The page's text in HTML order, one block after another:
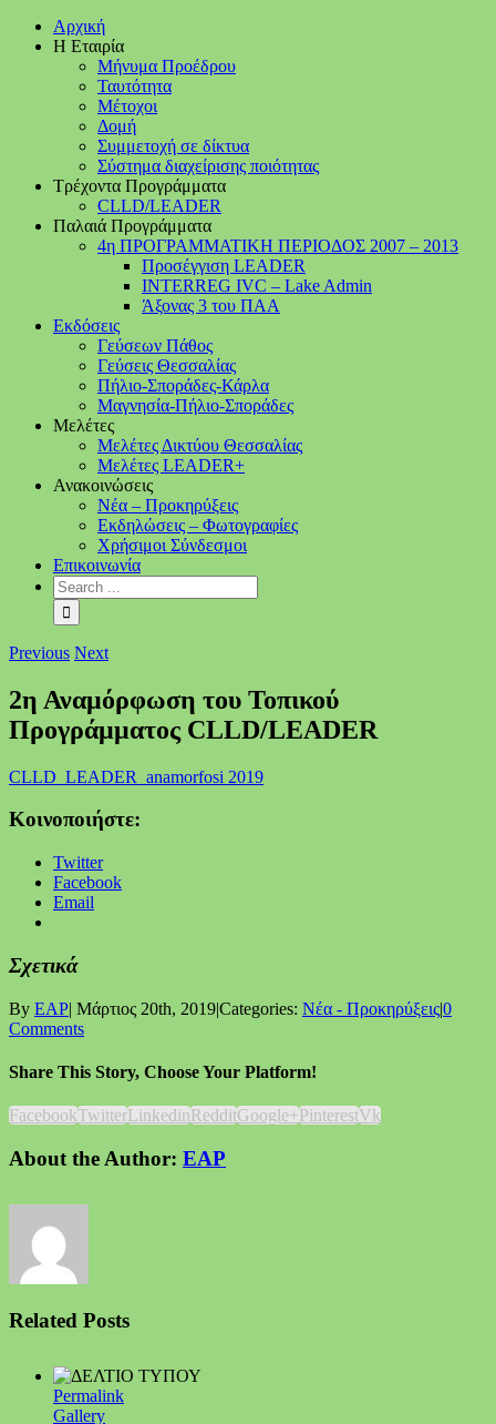
Αρχική
Η Εταιρία
Μήνυμα Προέδρου
Ταυτότητα
Μέτοχοι
Δομή
Συμμετοχή σε δίκτυα
Σύστημα διαχείρισης ποιότητας
Τρέχοντα Προγράμματα
CLLD/LEADER
Παλαιά Προγράμματα
4η ΠΡΟΓΡΑΜΜΑΤΙΚΗ ΠΕΡΙΟΔΟΣ 2007 – 2013
Προσέγγιση LEADER
INTERREG IVC – Lake Admin
Άξονας 3 του ΠΑΑ
Εκδόσεις
Γεύσεων Πάθος
Γεύσεις Θεσσαλίας
Πήλιο-Σποράδες-Κάρλα
Μαγνησία-Πήλιο-Σποράδες
Μελέτες
Μελέτες Δικτύου Θεσσαλίας
Μελέτες LEADER+
Ανακοινώσεις
Νέα – Προκηρύξεις
Εκδηλώσεις – Φωτογραφίες
Χρήσιμοι Σύνδεσμοι
Επικοινωνία
Previous Next
2η Αναμόρφωση του Τοπικού
Προγράμματος CLLD/LEADER
CLLD_LEADER_anamorfosi 2019
Κοινοποιήστε:
Twitter
Facebook
Email
Σχετικά
By EAP| Μάρτιος 20th, 2019|Categories: Νέα - Προκηρύξεις|0
Comments
Share This Story, Choose Your Platform!
FacebookTwitterLinkedinRedditGoogle+PinterestVk
About the Author: EAP
Related Posts
Permalink
Gallery